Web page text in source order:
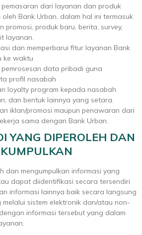
pemasaran dari layanan dan produk
Bank Urban, dalam hal ini termasuk
promosi, produk baru, berita, survey,
layanan.
dan memperbarui fitur layanan Bank
ke waktu
data pribadi guna
profil nasabah
loyalty program kepada nasabah
dan bentuk lainnya yang setara.
iklan/promosi maupun penawaran dari
sama dengan Bank Urban.
YANG DIPEROLEH DAN
dan mengumpulkan informasi yang
dapat diidentifikasi secara tersendiri
informasi lainnya baik secara langsung
sistem elektronik dan/atau non-
informasi tersebut yang dalam